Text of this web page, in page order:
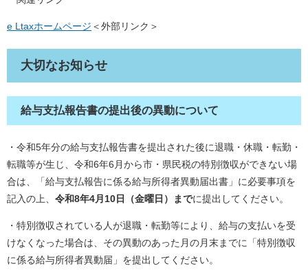
e Ltax​ホームページ ＜外部リンク＞
大切なお知らせ
給与支払報告書の提出後の異動について
・令和5年分の給与支払報告書を提出された後に退職・休職・転勤・
転職等が生じ、令和6年6月から市・県民税の特別徴収ができない場
合は、「給与支払報告に係る給与所得者異動届出書」に必要事項を
記入の上、 令和8年4月10日（金曜日）までに提出してください。
・特別徴収されている人が退職・転勤等により、給与の支払いを受
けなくなった場合は、その異動のあった月の月末までに「特別徴収
に係る給与所得者異動届」を提出してください。